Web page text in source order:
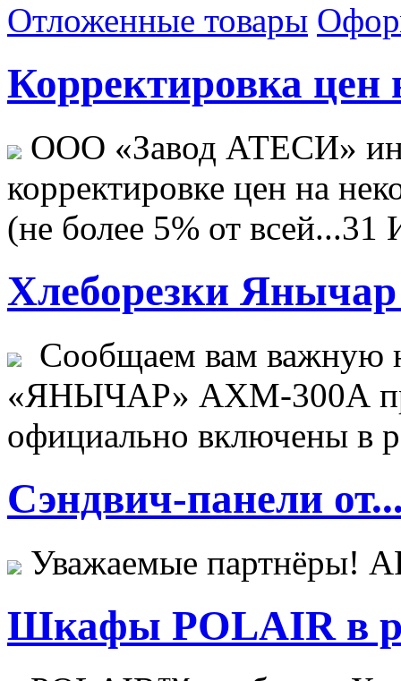
Отложенные товары
Корректировка цен
ООО «Завод АТЕСИ»
корректировке цен на
(не более 5% от всей...31
Хлеборезки Янычар
Сообщаем вам важную
«ЯНЫЧАР» АХМ-300А
официально включены в
Сэндвич-панели
Уважаемые
Шкафы POLAIR в